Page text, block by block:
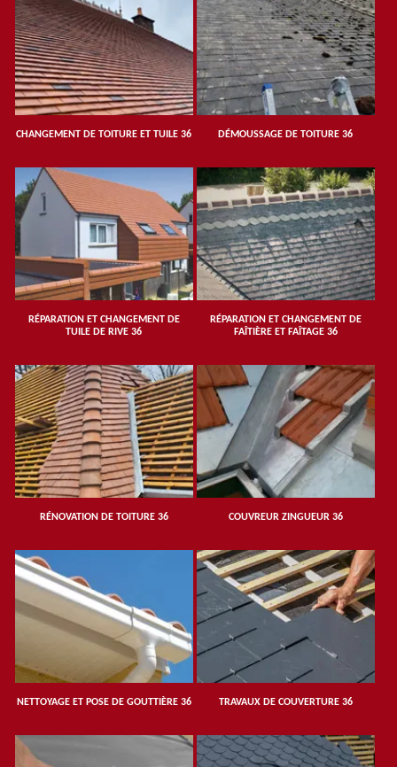
CHANGEMENT DE TOITURE ET TUILE 36 DÉMOUSSAGE DE TOITURE 36
RÉPARATION ET CHANGEMENT DE
TUILE DE RIVE 36
RÉPARATION ET CHANGEMENT DE
FAÎTIÈRE ET FAÎTAGE 36
RÉNOVATION DE TOITURE 36 COUVREUR ZINGUEUR 36
NETTOYAGE ET POSE DE GOUTTIÈRE 36 TRAVAUX DE COUVERTURE 36